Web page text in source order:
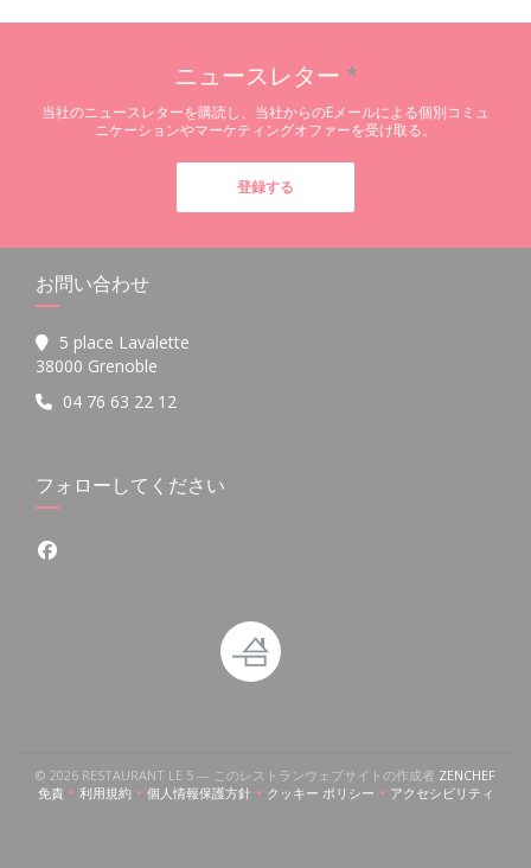
ニュースレター *
当社のニュースレターを購読し、当社からのEメールによる個別コミュ
ニケーションやマーケティングオファーを受け取る。
登録する
お問い合わせ
5 place Lavalette
38000 Grenoble
04 76 63 22 12
フォローしてください
Facebook ((新しいウィンドウで開きます))
© 2026 RESTAURANT LE 5 — このレストランウェブサイトの作成者 ZENCHEF((新
免責((新しいウィンドウで開きます))
利用規約((新しいウィンドウで開きます))
個人情報保護方針((新しいウィンドウで開きます))
クッキー ポリシー((新しいウィンドウで開きます))
アクセシビリティ
((新しいウィン